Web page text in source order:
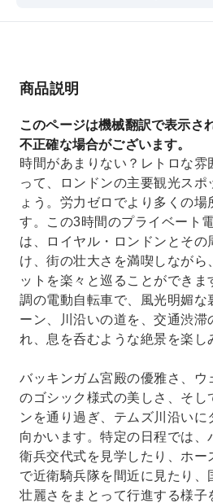
落書きをしてみよう
商品説明
このページは機械翻訳で表示さ
不正確な場合がございます。
時間があまりない？レトロな雰
って、ロンドンの主要観光スポ
ょう。労力ゼロでより多くの場
す。この3時間のプライベート
は、ロイヤル・ロンドンとその
け、街の壮大さを満喫しながら
ットを楽々と巡ることができま
調の電動自転車で、風光明媚な
ーン、川沿いの道を、交通渋滞
れ、息を呑むような絶景を楽し
バッキンガム宮殿の優雅さ、ウ
のゴシック様式の美しさ、そし
ンを通り過ぎ、テムズ川沿いに
向かいます。特定の日程では、
衛兵交代式を見学したり、ホー
で近衛騎兵隊を間近に見たり、
壮麗さをまとって行進する様子